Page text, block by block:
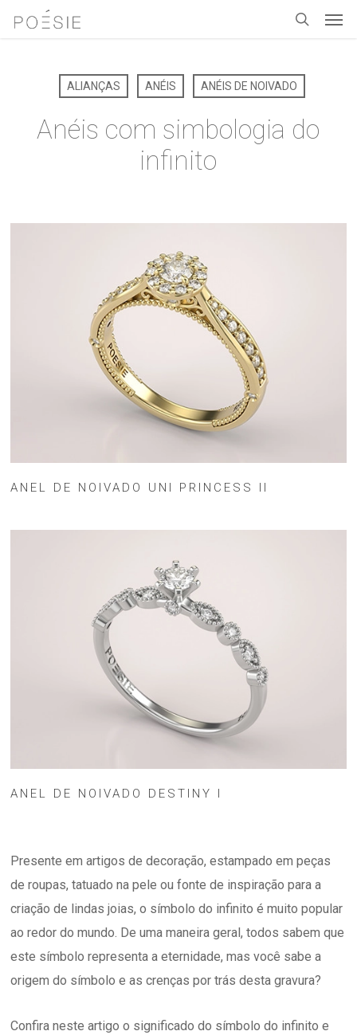
ALIANÇAS ANÉIS ANÉIS DE NOIVADO
Anéis com simbologia do
infinito
ANEL DE NOIVADO UNI PRINCESS II
ANEL DE NOIVADO DESTINY I
Presente em artigos de decoração, estampado em peças
de roupas, tatuado na pele ou fonte de inspiração para a
criação de lindas joias, o símbolo do infinito é muito popular
ao redor do mundo. De uma maneira geral, todos sabem que
este símbolo representa a eternidade, mas você sabe a
origem do símbolo e as crenças por trás desta gravura?
Confira neste artigo o significado do símbolo do infinito e